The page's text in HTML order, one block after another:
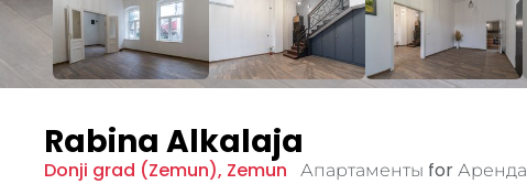
Rabina Alkalaja
Donji grad (Zemun), Zemun Апартаменты for Аренда